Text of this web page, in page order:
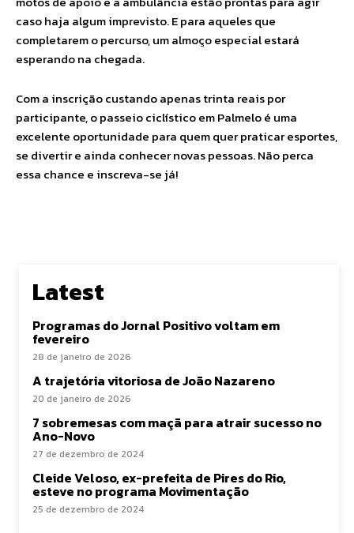
caso haja algum imprevisto. E para aqueles que
completarem o percurso, um almoço especial estará
esperando na chegada.
Com a inscrição custando apenas trinta reais por
participante, o passeio ciclístico em Palmelo é uma
excelente oportunidade para quem quer praticar esportes,
se divertir e ainda conhecer novas pessoas. Não perca
essa chance e inscreva-se já!
Latest
Programas do Jornal Positivo voltam em
fevereiro
28 de janeiro de 2026
A trajetória vitoriosa de João Nazareno
20 de janeiro de 2026
7 sobremesas com maçã para atrair sucesso no
Ano-Novo
27 de dezembro de 2024
Cleide Veloso, ex-prefeita de Pires do Rio,
esteve no programa Movimentação
25 de dezembro de 2024